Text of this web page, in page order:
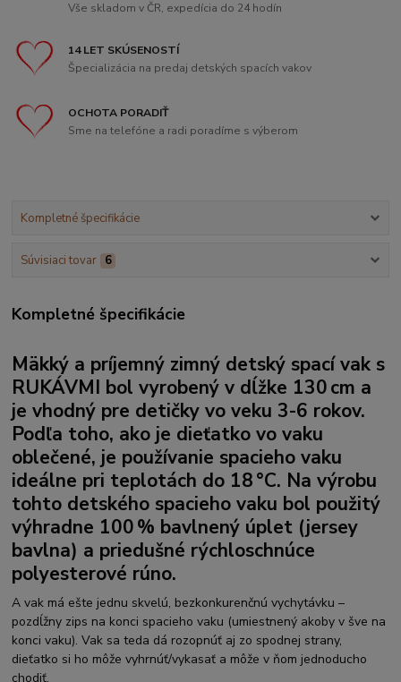
Vše skladom v ČR, expedícia do 24 hodín
14 LET SKÚSENOSTÍ
Špecializácia na predaj detských spacích vakov
OCHOTA PORADIŤ
Sme na telefóne a radi poradíme s výberom
Kompletné špecifikácie
Súvisiaci tovar 6
Kompletné špecifikácie
Mäkký a príjemný zimný detský spací vak s
RUKÁVMI bol vyrobený v dĺžke 130 cm a
je vhodný pre detičky vo veku 3-6 rokov.
Podľa toho, ako je dieťatko vo vaku
oblečené, je používanie spacieho vaku
ideálne pri teplotách do 18 °C. Na výrobu
tohto detského spacieho vaku bol použitý
výhradne 100 % bavlnený úplet (jersey
bavlna) a priedušné rýchloschnúce
polyesterové rúno.
A vak má ešte jednu skvelú, bezkonkurenčnú vychytávku –
pozdĺžny zips na konci spacieho vaku (umiestnený akoby v šve na
konci vaku). Vak sa teda dá rozopnúť aj zo spodnej strany,
dieťatko si ho môže vyhrnúť/vykasať a môže v ňom jednoducho
chodiť.